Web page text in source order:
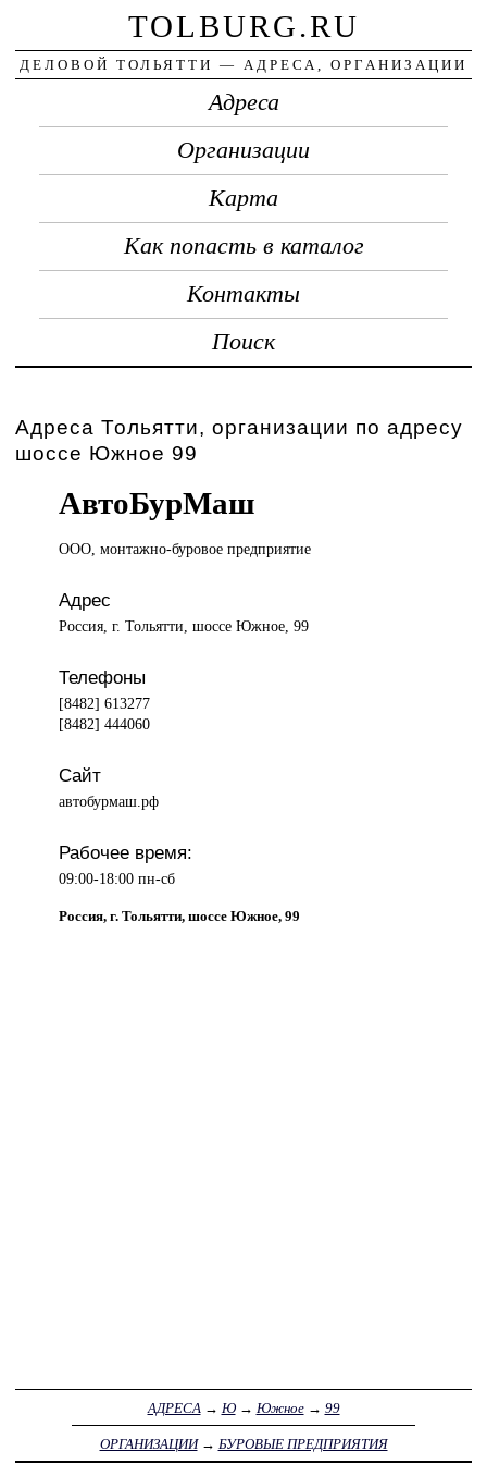
TOLBURG.RU
ДЕЛОВОЙ ТОЛЬЯТТИ — АДРЕСА, ОРГАНИЗАЦИИ
Адреса
Организации
Карта
Как попасть в каталог
Контакты
Поиск
Адреса Тольятти, организации по адресу
шоссе Южное 99
АвтоБурМаш
ООО, монтажно-буровоепредприятие
Адрес
Россия, г. Тольятти, шоссе Южное, 99
Телефоны
[8482] 613277
[8482] 444060
Сайт
автобурмаш.рф
Рабочее время:
09:00-18:00 пн-сб
Россия, г. Тольятти, шоссе Южное, 99
АДРЕСА → Ю→ Южное→ 99
ОРГАНИЗАЦИИ→ БУРОВЫЕ ПРЕДПРИЯТИЯ